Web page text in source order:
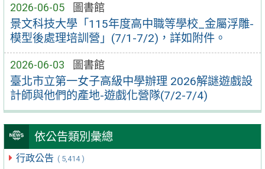
2026-06-05 圖書館
景文科技大學「115年度高中職等學校_金屬浮雕-
模型後處理培訓營」(7/1-7/2)，詳如附件。
2026-06-03 圖書館
臺北市立第一女子高級中學辦理 2026解謎遊戲設
計師與他們的產地-遊戲化營隊(7/2-7/4)
依公告類別彙總
行政公告 ( 5,414 )